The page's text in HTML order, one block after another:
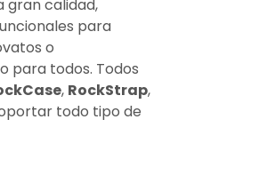
gran calidad,
para
o
para todos. Todos
, RockStrap,
todo tipo de